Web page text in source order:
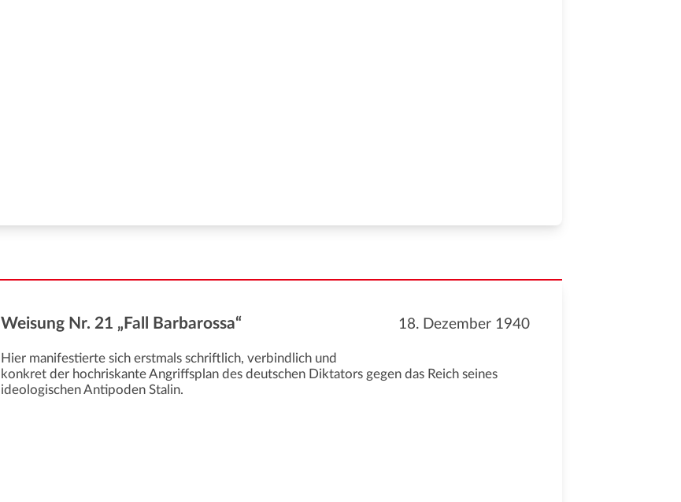
18. Dezember 1940
Weisung Nr. 21 „Fall Barbarossa“
Hier manifestierte sich erstmals schriftlich, verbindlich und
konkret der hochriskante Angriffsplan des deutschen Diktators gegen das Reich seines
ideologischen Antipoden Stalin.